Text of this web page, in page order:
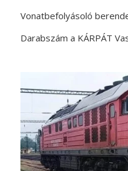
Vonatbefolyásoló
Darabszám a KÁRPÁT